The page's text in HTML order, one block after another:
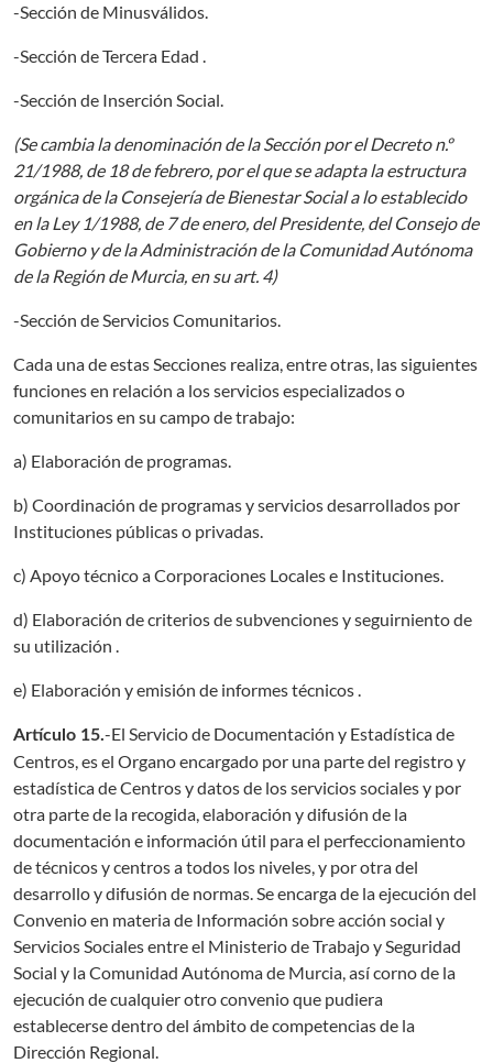
-Sección de Minusválidos.
-Sección de Tercera Edad .
-Sección de Inserción Social.
(Se cambia la denominación de la Sección por el Decreto n.º
21/1988, de 18 de febrero, por el que se adapta la estructura
orgánica de la Consejería de Bienestar Social a lo establecido
en la Ley 1/1988, de 7 de enero, del Presidente, del Consejo de
Gobierno y de la Administración de la Comunidad Autónoma
de la Región de Murcia, en su art. 4)
-Sección de Servicios Comunitarios.
Cada una de estas Secciones realiza, entre otras, las siguientes
funciones en relación a los servicios especializados o
comunitarios en su campo de trabajo:
a) Elaboración de programas.
b) Coordinación de programas y servicios desarrollados por
Instituciones públicas o privadas.
c) Apoyo técnico a Corporaciones Locales e Instituciones.
d) Elaboración de criterios de subvenciones y seguirniento de
su utilización .
e) Elaboración y emisión de informes técnicos .
Artículo 15.-El Servicio de Documentación y Estadística de
Centros, es el Organo encargado por una parte del registro y
estadística de Centros y datos de los servicios sociales y por
otra parte de la recogida, elaboración y difusión de la
documentación e información útil para el perfeccionamiento
de técnicos y centros a todos los niveles, y por otra del
desarrollo y difusión de normas. Se encarga de la ejecución del
Convenio en materia de Información sobre acción social y
Servicios Sociales entre el Ministerio de Trabajo y Seguridad
Social y la Comunidad Autónoma de Murcia, así corno de la
ejecución de cualquier otro convenio que pudiera
establecerse dentro del ámbito de competencias de la
Dirección Regional.